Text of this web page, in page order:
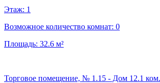
Этаж: 1
Возможное количество комнат: 0
Площадь: 32.6 м²
Торговое помещение, № 1.15 - Дом 12.1 ком.